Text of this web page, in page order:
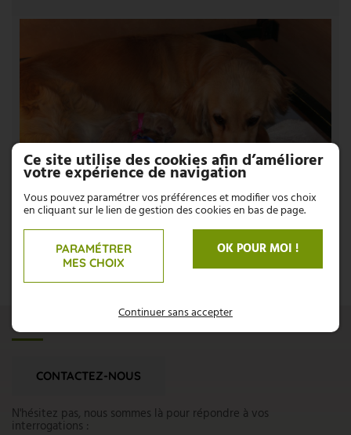
UNE QUESTION ?
CONTACTEZ-NOUS
N'hésitez pas, nous sommes là pour répondre à vos
interrogations :
Ce site utilise des cookies afin d’améliorer
votre expérience de navigation
Vous pouvez paramétrer vos préférences et modifier vos choix
en cliquant sur le lien de gestion des cookies en bas de page.
PARAMÉTRER
MES CHOIX
OK POUR MOI !
Continuer sans accepter